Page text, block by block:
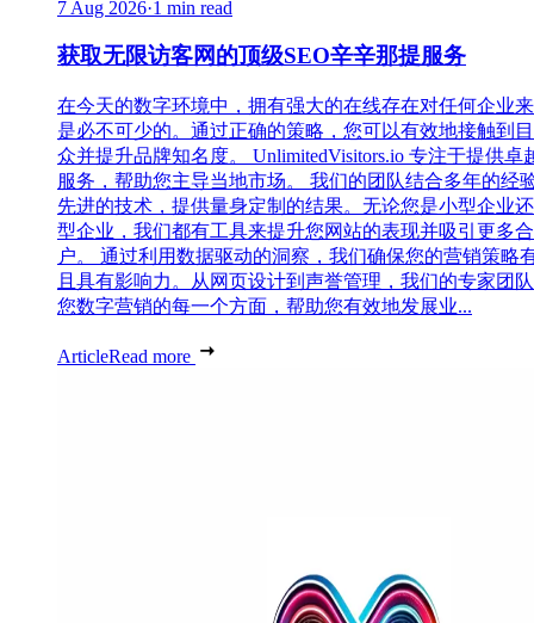
7 Aug 2026·1 min read
获取无限访客网的顶级SEO辛辛那提服务
在今天的数字环境中，拥有强大的在线存在对任何企业
是必不可少的。通过正确的策略，您可以有效地接触到
众并提升品牌知名度。 UnlimitedVisitors.io 专注于提供卓
服务，帮助您主导当地市场。 我们的团队结合多年的经
先进的技术，提供量身定制的结果。无论您是小型企业
型企业，我们都有工具来提升您网站的表现并吸引更多
户。 通过利用数据驱动的洞察，我们确保您的营销策略
且具有影响力。从网页设计到声誉管理，我们的专家团
您数字营销的每一个方面，帮助您有效地发展业...
ArticleRead more